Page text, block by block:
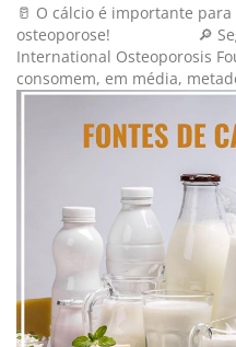
🥛 O cálcio é importante
osteoporose!⠀⠀⠀⠀⠀⠀⠀⠀🔎
International Osteoporosis
consomem, em média,